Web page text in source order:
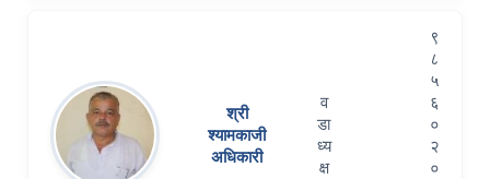
श्री
श्यामकाजी
अधिकारी
व
डा
ध्य
क्ष
९
८
५
६
०
२
०